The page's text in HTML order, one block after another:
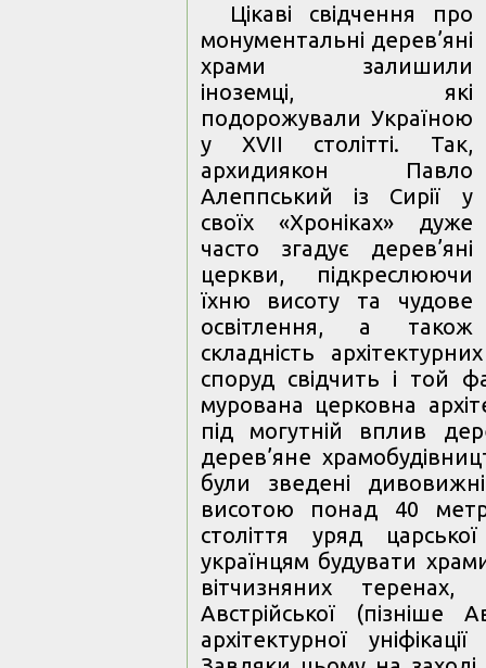
Цікаві свідчення про
монументальні дерев’яні
храми залишили
іноземці, які
подорожували Україною
у ХVII столітті. Так,
архидиякон Павло
Алеппський із Сирії у
своїх «Хроніках» дуже
часто згадує дерев’яні
церкви, підкреслюючи
їхню висоту та чудове
освітлення, а також
складність
споруд свідчить і той
мурована церковна
під могутній вплив
дерев’яне
були зведені
висотою понад 40
століття уряд
українцям будувати
вітчизняних
Австрійської (пізніше
архітектурної